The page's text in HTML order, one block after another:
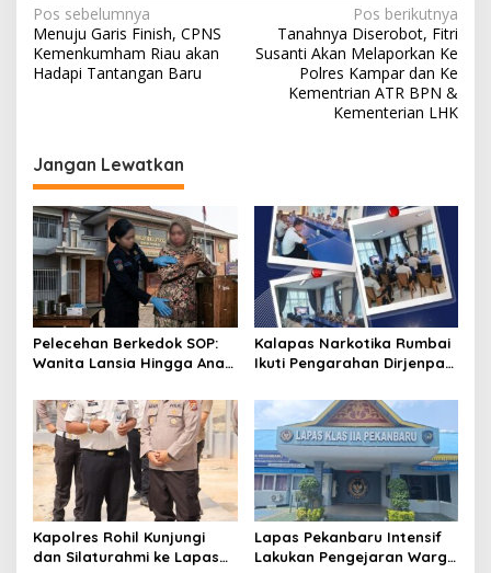
N
a
v
a
s
i
p
o
s
Pos sebelumnya
Menuju Garis Finish, CPNS
Kemenkumham Riau akan
Hadapi Tantangan Baru
Pos berikutnya
Tanahnya Diserobot, Fitri
Susanti Akan Melaporkan Ke
Polres Kampar dan Ke
Kementrian ATR BPN &
Kementerian LHK
Jangan Lewatkan
Pelecehan Berkedok SOP:
Wanita Lansia Hingga Anak
Andrianto Desak Segera
Copot Kalapas!
Kalapas Narkotika Rumbai
Ikuti Pengarahan Dirjenpas,
dan Persiapan Remisi 17
Agustus
Kapolres Rohil Kunjungi
dan Silaturahmi ke Lapas
Lapas Pekanbaru Intensif
Lakukan Pengejaran Warga